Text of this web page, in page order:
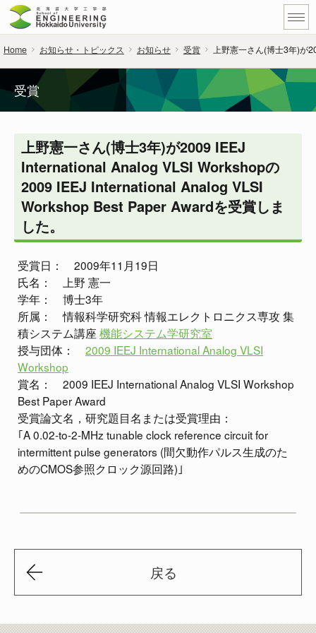
Home お知らせ・トピックス お知らせ 受賞 上野憲一さん(博士3年)が
受賞
上野憲一さん(博士3年)が2009 IEEJ
International Analog VLSI Workshopの
2009 IEEJ International Analog VLSI
Workshop Best Paper Awardを受賞しま
した。
受賞日： 2009年11月19日
氏名： 上野 憲一
学年： 博士3年
所属： 情報科学研究科 情報エレクトロニクス専攻 集
積システム講座 機能システム学研究室
授与団体： 2009 IEEJ International Analog VLSI
Workshop
賞名： 2009 IEEJ International Analog VLSI Workshop
Best Paper Award
受賞論文名，研究題目名または受賞理由：
｢A 0.02-to-2-MHz tunable clock reference circuit for
intermittent pulse generators (間欠動作パルス生成のた
めのCMOS参照クロック源回路)｣
戻る